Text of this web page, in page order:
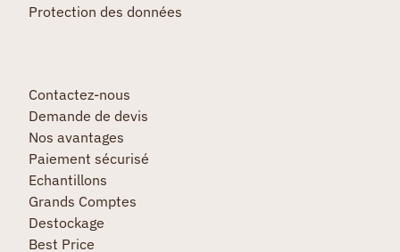
Protection des données
Contactez-nous
Demande de devis
Nos avantages
Paiement sécurisé
Echantillons
Grands Comptes
Destockage
Best Price